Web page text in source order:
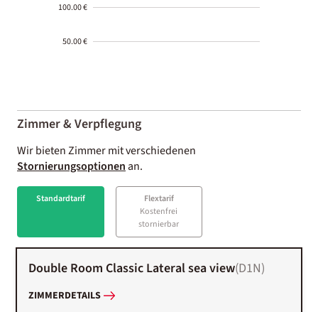
100.00 €
50.00 €
01-02
Zimmer & Verpflegung
Wir bieten Zimmer mit verschiedenen
Stornierungsoptionenan.
Standardtarif
Flextarif
Kostenfrei
stornierbar
Double Room Classic Lateral sea view(D1N)
ZIMMERDETAILS